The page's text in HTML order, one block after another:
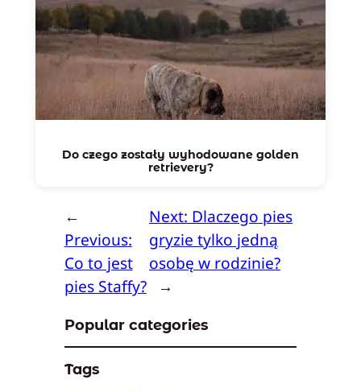
Do czego zostały wyhodowane golden
retrievery?
←
Previous:
Co to jest
pies Staffy?
Next: Dlaczego pies
gryzie tylko jedną
osobę w rodzinie?
→
Popular categories
Tags